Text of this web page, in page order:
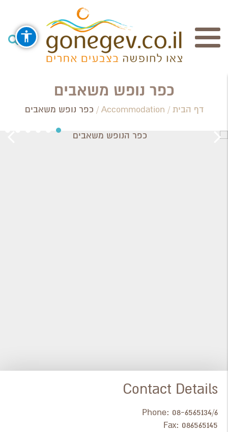
חיפוש
Search Category / Business
Region / Settlement
כפר נופש משאבים
דף הבית /
Accommodation
/ כפר נופש משאבים
Contact Details
Phone: 08-6565134/6
Fax: 086565145